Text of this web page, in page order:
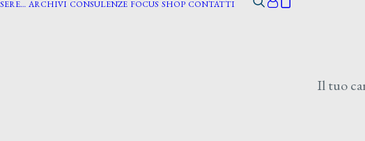
ARCHIVI CONSULENZE FOCUS SHOP CONTATTI
Il tuo